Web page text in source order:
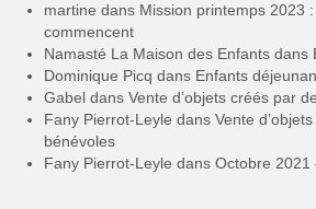
martine dans Mission printemps 2023
commencent
Namasté La Maison des Enfants dans
Dominique Picq dans Enfants
Gabel dans Vente d’objets créés par
Fany Pierrot-Leyle dans Vente
bénévoles
Fany Pierrot-Leyle dans Octobre 2021